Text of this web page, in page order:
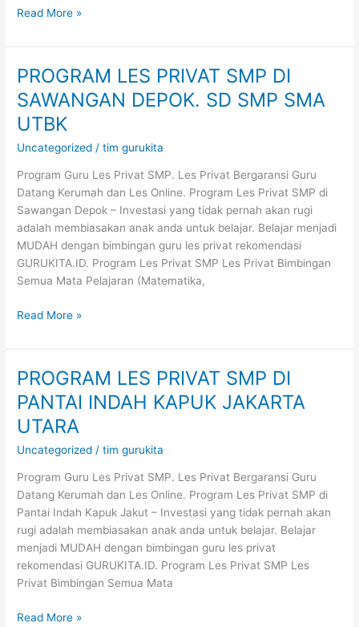
Read More »
PROGRAM LES PRIVAT SMP DI
SAWANGAN DEPOK. SD SMP SMA
UTBK
Uncategorized /tim gurukita
Program Guru Les Privat SMP. Les Privat Bergaransi Guru
Datang Kerumah dan Les Online. Program Les Privat SMP di
Sawangan Depok – Investasi yang tidak pernah akan rugi
adalah membiasakan anak anda untuk belajar. Belajar menjadi
MUDAH dengan bimbingan guru les privat rekomendasi
GURUKITA.ID. Program Les Privat SMP Les Privat Bimbingan
Semua Mata Pelajaran (Matematika,
PROGRAM
LES
PRIVAT
SMP
DI
DEPOK.
SD
SMP
SMA
UTBK
Read More »
PROGRAM LES PRIVAT SMP DI
PANTAI INDAH KAPUK JAKARTA
UTARA
Uncategorized /tim gurukita
Program Guru Les Privat SMP. Les Privat Bergaransi Guru
Datang Kerumah dan Les Online. Program Les Privat SMP di
Pantai Indah Kapuk Jakut – Investasi yang tidak pernah akan
rugi adalah membiasakan anak anda untuk belajar. Belajar
menjadi MUDAH dengan bimbingan guru les privat
rekomendasi GURUKITA.ID. Program Les Privat SMP Les
Privat Bimbingan Semua Mata
PROGRAM
LES
PRIVAT
SMP
DI
INDAH
KAPUK
JAKARTA
UTARA
Read More »